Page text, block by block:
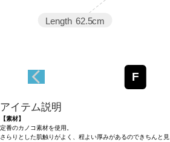
Length 62.5cm
F
アイテム説明
【素材】
定番のカノコ素材を使用。
さらりとした肌触りがよく、程よい厚みがあるのできちんと見